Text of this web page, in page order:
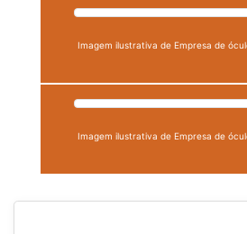
Imagem ilustrativa de Empresa de
Imagem ilustrativa de Empresa de